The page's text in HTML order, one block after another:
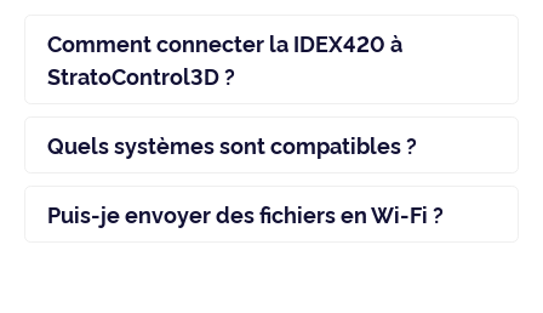
Comment connecter la IDEX420 à
StratoControl3D ?
Quels systèmes sont compatibles ?
Puis-je envoyer des fichiers en Wi-Fi ?